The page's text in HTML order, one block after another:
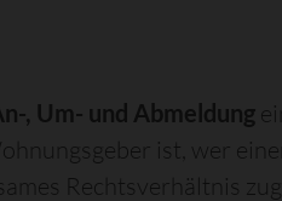
, Um- und Abmeldung
ist, wer
Rechtsverhältnis